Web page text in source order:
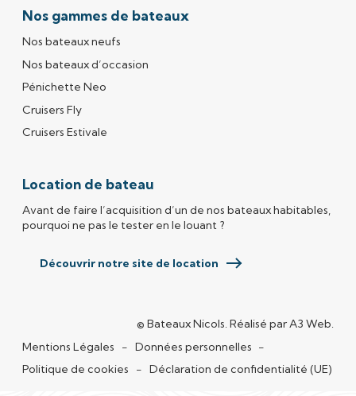
Nos gammes de bateaux
Nos bateaux neufs
Nos bateaux d’occasion
Pénichette Neo
Cruisers Fly
Cruisers Estivale
Location de bateau
Avant de faire l’acquisition d’un de nos bateaux habitables,
pourquoi ne pas le tester en le louant ?
Découvrir notre site de location
© Bateaux Nicols.Réalisé parA3 Web.
Mentions Légales
Données personnelles
Politique de cookies
Déclaration de confidentialité (UE)